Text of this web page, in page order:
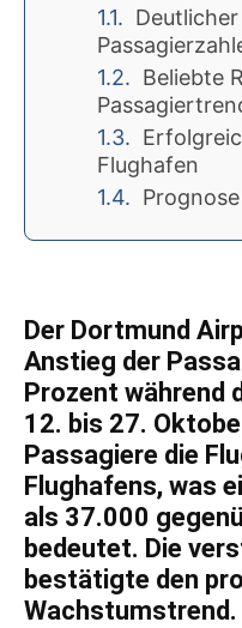
Beliebte
Flughafen
Der Dortmund
Anstieg der
Prozent während
12. bis 27.
Passagiere die
Flughafens, was
als 37.000
bedeutet. Die
bestätigte den
Wachstumstrend.